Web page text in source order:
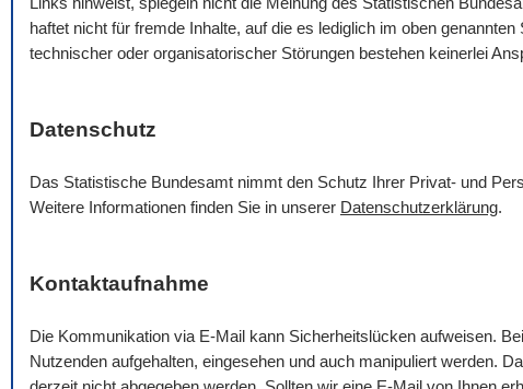
haftet nicht für fremde Inhalte, auf die es lediglich im oben
technischer oder organisatorischer Störungen bestehen keinerlei
Datenschutz
Das Statistische Bundesamt nimmt den Schutz Ihrer Privat- und
Weitere Informationen finden Sie in unserer Datenschutzerklärung.
Kontaktaufnahme
Die Kommunikation via E-Mail kann Sicherheitslücken aufweisen.
Nutzenden aufgehalten, eingesehen und auch manipuliert werden.